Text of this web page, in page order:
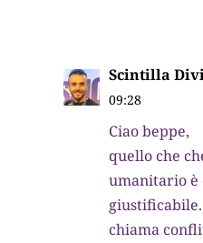
Scintilla
09:28
Ciao beppe,
quello che
umanitario è
chiama